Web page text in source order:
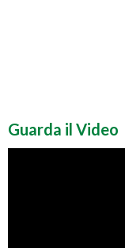
Guarda il Video